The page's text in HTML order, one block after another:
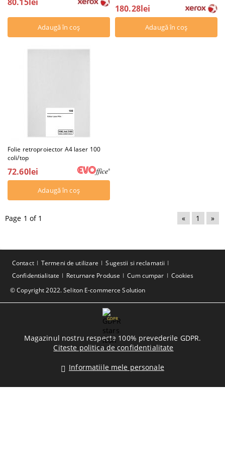
180.28lei
Folie retroproiector A4 laser 100
coli/top
72.60lei
Page 1 of 1 « 1 »
© Copyright 2022. Seliton E-commerce Solution
Contact Termeni de utilizare
Sugestii si reclamatii
Confidentialitate
Returnare Produse Cum cumpar Cookies
GDPR
Magazinul nostru respecta 100% prevederile GDPR.
Citeste politica de confidentialitate
Informatiile mele personale